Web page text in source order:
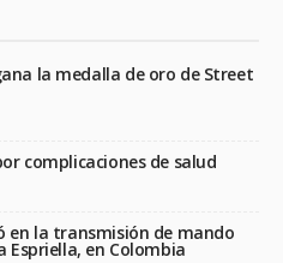
la medalla de oro de Street
complicaciones de salud
en la transmisión de mando
Espriella, en Colombia